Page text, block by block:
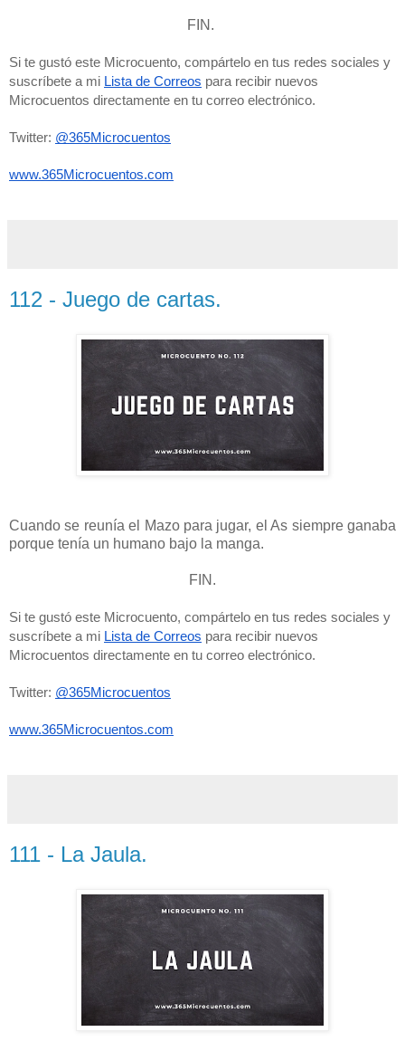
FIN.
Si te gustó este Microcuento, compártelo en tus redes sociales y
suscríbete a mi Lista de Correos para recibir nuevos
Microcuentos directamente en tu correo electrónico.
Twitter: @365Microcuentos
www.365Microcuentos.com
112 - Juego de cartas.
Cuando se reunía el Mazo para jugar, el As siempre ganaba
porque tenía un humano bajo la manga.
FIN.
Si te gustó este Microcuento, compártelo en tus redes sociales y
suscríbete a mi Lista de Correos para recibir nuevos
Microcuentos directamente en tu correo electrónico.
Twitter: @365Microcuentos
www.365Microcuentos.com
111 - La Jaula.